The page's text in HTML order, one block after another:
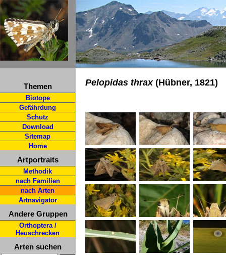
Themen
Biotope
Gefährdung
Schutz
Download
Sitemap
Home
Artportraits
Methodik
nach Familien
nach Arten
Artnavigator
Andere Gruppen
Orthoptera /
Heuschrecken
Arten suchen
Pelopidas thrax(Hübner, 1821)